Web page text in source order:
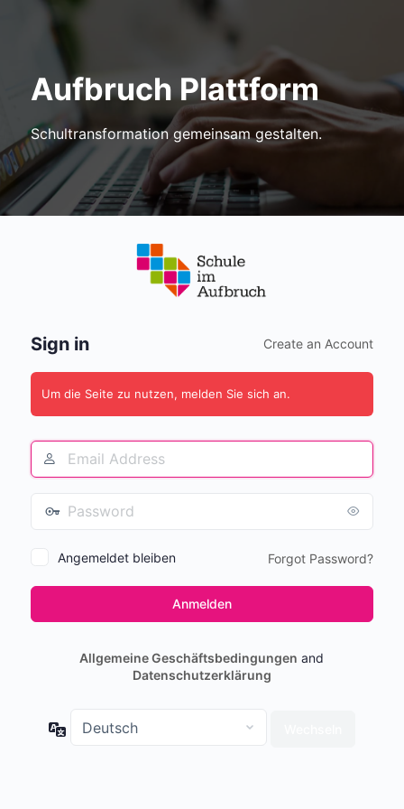
Aufbruch Plattform
Schultransformation gemeinsam gestalten.
Sign in Create an Account
Um die Seite zu nutzen, melden Sie sich an.
Angemeldet bleiben Forgot Password?
Allgemeine Geschäftsbedingungen and
Datenschutzerklärung
Sprache